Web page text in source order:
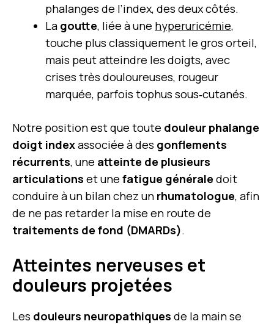
phalanges de l’index, des deux côtés.
La goutte, liée à une hyperuricémie,
touche plus classiquement le gros orteil,
mais peut atteindre les doigts, avec
crises très douloureuses, rougeur
marquée, parfois tophus sous‑cutanés.
Notre position est que toute douleur phalange
doigt indexassociée à des gonflements
récurrents, une atteinte de plusieurs
articulations et une fatigue générale doit
conduire à un bilan chez un rhumatologue, afin
de ne pas retarder la mise en route de
traitements de fond (DMARDs).
Atteintes nerveuses et
douleurs projetées
Les douleurs neuropathiques de la main se